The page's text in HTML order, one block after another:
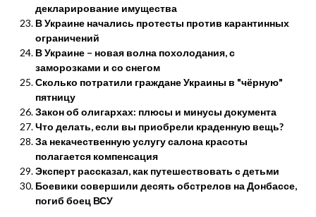
декларирование имущества
В Украине начались протесты против карантинных
ограничений
В Украине – новая волна похолодания, с
заморозками и со снегом
Сколько потратили граждане Украины в "чёрную"
пятницу
Закон об олигархах: плюсы и минусы документа
Что делать, если вы приобрели краденную вещь?
За некачественную услугу салона красоты
полагается компенсация
Эксперт рассказал, как путешествовать с детьми
Боевики совершили десять обстрелов на Донбассе,
погиб боец ВСУ